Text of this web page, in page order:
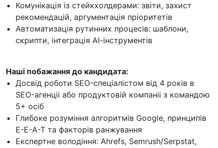
Комунiкацiя iз стейкхолдерами: звiти, захист
рекомендацiй, аргументацiя прiоритетiв
Автоматизацiя рутинних процесiв: шаблони,
скрипти, iнтеграцiя AI-iнструментiв
Наші побажання до кандидата:
Досвiд роботи SEO-спецiалiстом вiд 4 рокiв в
SEO-агенцii або продуктовiй компанii з командою
5+ осiб
Глибоке розумiння алгоритмiв Google, принципiв
E-E-A-T та факторiв ранжування
Експертне володiння: Ahrefs, Semrush/Serpstat,